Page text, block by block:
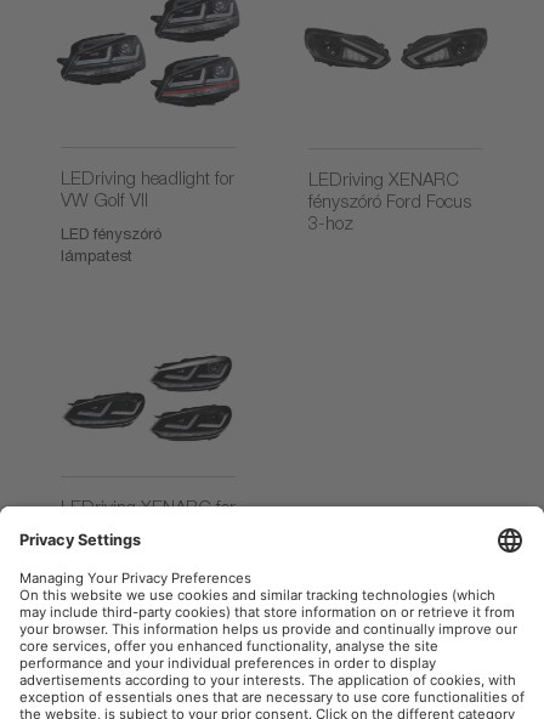
LEDriving headlight for
VW Golf VII
LED fényszóró
lámpatest
LEDriving XENARC
fényszóró Ford Focus
3-hoz
LEDriving XENARC for
VW Golf VI
lámpatest
OSRAM Autóipar a közösségi hálón